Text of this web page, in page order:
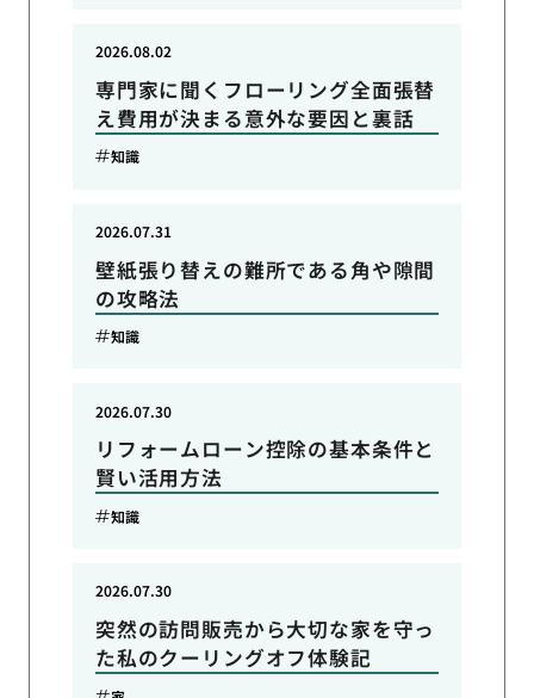
専門家に聞くフローリング全面張替
え費用が決まる意外な要因と裏話
2026.08.02
知識
壁紙張り替えの難所である角や隙間
の攻略法
2026.07.31
知識
リフォームローン控除の基本条件と
賢い活用方法
2026.07.30
知識
突然の訪問販売から大切な家を守っ
た私のクーリングオフ体験記
2026.07.30